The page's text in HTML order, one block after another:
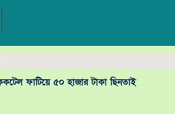
ফাটিয়ে ৫০ হাজার টাকা ছিনতাই